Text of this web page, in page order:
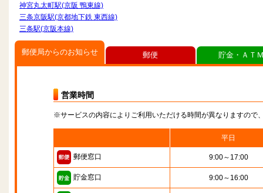
神宮丸太町駅(京阪 鴨東線)
三条京阪駅(京都地下鉄 東西線)
三条駅(京阪本線)
郵便局からのお知らせ
営業時間
※サービスの内容によりご利用いただける時間が異なりますので
平日
郵便窓口 9:00～17:00
貯金窓口 9:00～16:00
郵便 貯金・ＡＴ